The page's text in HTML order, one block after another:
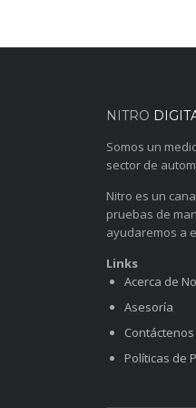
NITRO
Somos un
sector de
Nitro es un
pruebas de
ayudaremos a
Links
Acerca de
Asesoría
Contáctenos
Políticas de